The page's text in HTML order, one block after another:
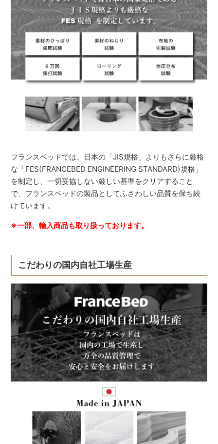
フランスベッドでは、日本の「JIS規格」よりもさらに厳格
な「FES(FRANCEBED ENGINEERING STANDARD)規格」
を制定し、一切妥協しない厳しい基準をクリアすること
で、フランスベッドの製品としてふさわしい品質を保ち続
けています。
※一部、輸入商品も取り扱っております。
こだわりの国内自社工場生産